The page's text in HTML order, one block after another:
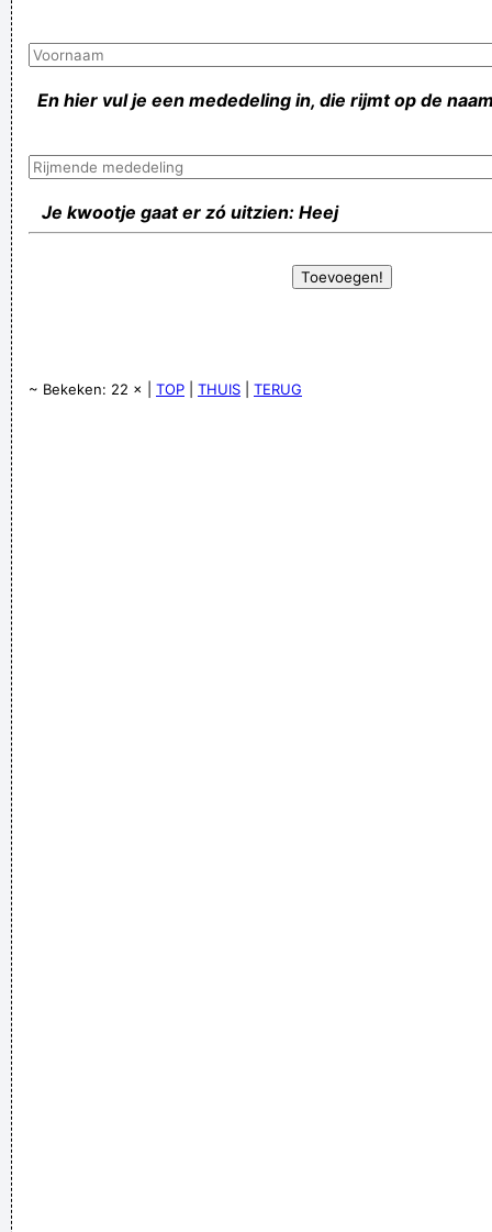
En hier vul je een mededeling in, die rijmt op de
Je kwootje gaat er zó uitzien: Heej
~ Bekeken: 22 × | TOP THUIS TERUG